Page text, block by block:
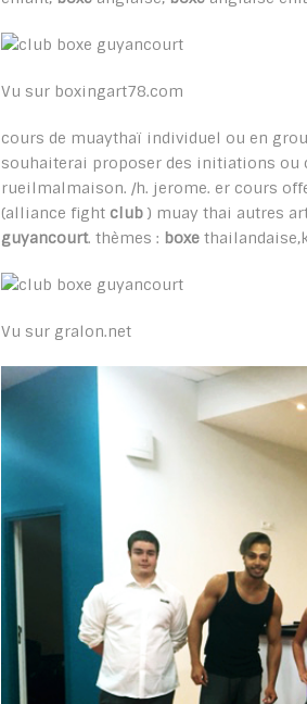
Vu sur boxingart78.com
cours de muaythaï individuel ou en
souhaiterai proposer des initiations ou
rueilmalmaison. /h. jerome. er cours
(alliance fight club ) muay thai autres
guyancourt. thèmes : boxe
Vu sur gralon.net